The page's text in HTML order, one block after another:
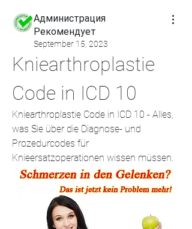
Администрация
Рекомендует
September 15, 2023
Kniearthroplastie
Code in ICD 10
Kniearthroplastie Code in ICD 10 - Alles,
was Sie über die Diagnose- und
Prozedurcodes für
Knieersatzoperationen wissen müssen.